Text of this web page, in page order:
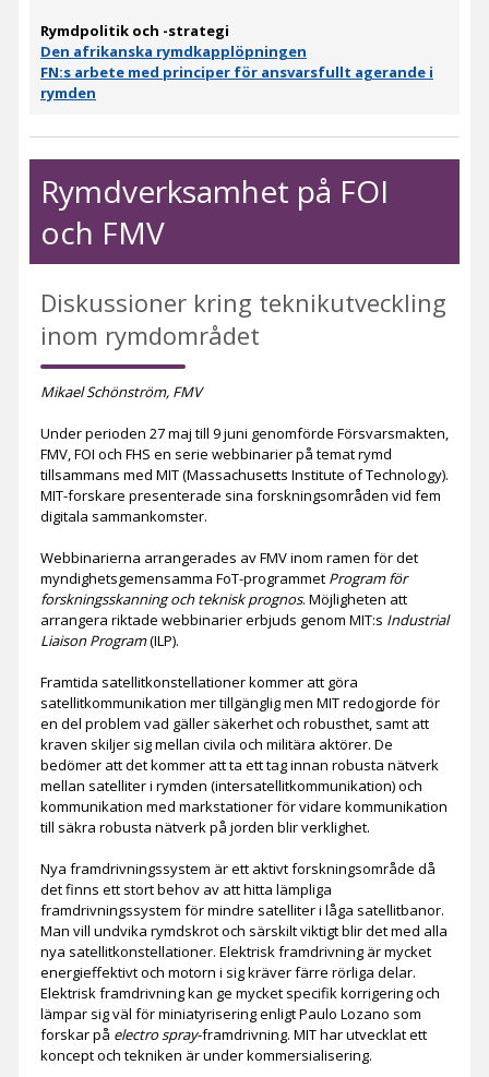
Rymdpolitik och -strategi
Den afrikanska rymdkapplöpningen
FN:s arbete med principer för ansvarsfullt agerande i
rymden
Rymdverksamhet på FOI
och FMV
Diskussioner kring teknikutveckling
inom rymdområdet
Mikael Schönström, FMV
Under perioden 27 maj till 9 juni genomförde Försvarsmakten,
FMV, FOI och FHS en serie webbinarier på temat rymd
tillsammans med MIT (Massachusetts Institute of Technology).
MIT-forskare presenterade sina forskningsområden vid fem
digitala sammankomster.
Webbinarierna arrangerades av FMV inom ramen för det
myndighetsgemensamma FoT-programmet Program för
forskningsskanning och teknisk prognos. Möjligheten att
arrangera riktade webbinarier erbjuds genom MIT:s Industrial
Liaison Program(ILP).
Framtida satellitkonstellationer kommer att göra
satellitkommunikation mer tillgänglig men MIT redogjorde för
en del problem vad gäller säkerhet och robusthet, samt att
kraven skiljer sig mellan civila och militära aktörer. De
bedömer att det kommer att ta ett tag innan robusta nätverk
mellan satelliter i rymden (intersatellitkommunikation) och
kommunikation med markstationer för vidare kommunikation
till säkra robusta nätverk på jorden blir verklighet.
Nya framdrivningssystem är ett aktivt forskningsområde då
det finns ett stort behov av att hitta lämpliga
framdrivningssystem för mindre satelliter i låga satellitbanor.
Man vill undvika rymdskrot och särskilt viktigt blir det med alla
nya satellitkonstellationer. Elektrisk framdrivning är mycket
energieffektivt och motorn i sig kräver färre rörliga delar.
Elektrisk framdrivning kan ge mycket specifik korrigering och
lämpar sig väl för miniatyrisering enligt Paulo Lozano som
forskar på electro spray-framdrivning. MIT har utvecklat ett
koncept och tekniken är under kommersialisering.